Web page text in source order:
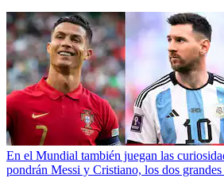
En el Mundial también juegan las
pondrán Messi y Cristiano, los dos